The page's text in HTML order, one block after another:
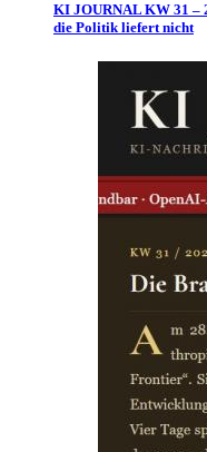
KI JOURNAL KW 31 –
die Politik liefert nicht